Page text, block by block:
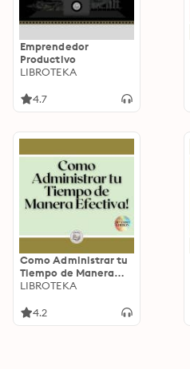
Emprendedor
Productivo
LIBROTEKA
4.7
Como Administrar tu
Tiempo de Manera
Efectiva!
LIBROTEKA
4.2